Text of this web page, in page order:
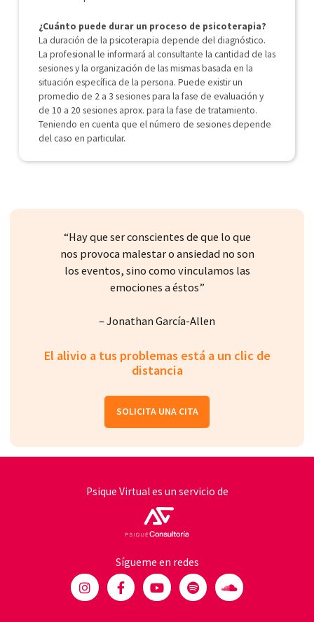
¿Cuánto puede durar un proceso de psicoterapia?
La duración de la psicoterapia depende del diagnóstico.
La profesional le informará al consultante la cantidad de las
sesiones y la organización de las mismas basada en la
situación específica de la persona. Puede existir un
promedio de 2 a 3 sesiones para la fase de evaluación y
de 10 a 20 sesiones aprox. para la fase de tratamiento.
Teniendo en cuenta que el número de sesiones depende
del caso en particular.
“Hay que ser conscientes de que lo que
nos provoca malestar o ansiedad no son
los eventos, sino como vinculamos las
emociones a éstos”
– Jonathan García-Allen
El alivio a tus problemas está a un clic de
distancia
SOLICITA UNA CITA
Psique Virtual es un servicio de
Sígueme en redes
I
n
s
F
a
c
Y
o
u
S
p
o
S
o
u